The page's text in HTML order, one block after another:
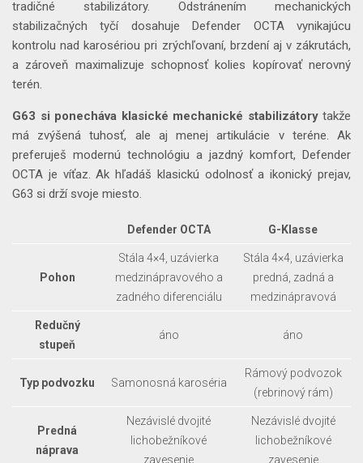
tradičné stabilizátory. Odstránením mechanických
stabilizačných tyčí dosahuje Defender OCTA vynikajúcu
kontrolu nad karosériou pri zrýchľovaní, brzdení aj v zákrutách,
a zároveň maximalizuje schopnosť kolies kopírovať nerovný
terén.
G63 si ponecháva klasické mechanické stabilizátorytakže
má zvýšená tuhosť, ale aj menej artikulácie v teréne. Ak
preferuješ modernú technológiu a jazdný komfort, Defender
OCTA je víťaz. Ak hľadáš klasickú odolnosť a ikonický prejav,
G63 si drží svoje miesto.
Defender OCTA G-Klasse
Pohon
Stála 4×4, uzávierka
medzinápravového a
zadného diferenciálu
Stála 4×4, uzávierka
predná, zadná a
medzinápravová
Redučný
stupeň
áno áno
Typ podvozku Samonosná karoséria
Rámový podvozok
(rebrinový rám)
Predná
náprava
Nezávislé dvojité
lichobežníkové
zavesenie
Nezávislé dvojité
lichobežníkové
zavesenie